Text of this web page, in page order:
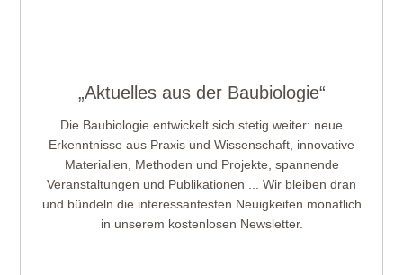
„Aktuelles aus der Baubiologie“
Die Baubiologie entwickelt sich stetig weiter: neue
Erkenntnisse aus Praxis und Wissenschaft, innovative
Materialien, Methoden und Projekte, spannende
Veranstaltungen und Publikationen ... Wir bleiben dran
und bündeln die interessantesten Neuigkeiten monatlich
in unserem kostenlosen Newsletter.